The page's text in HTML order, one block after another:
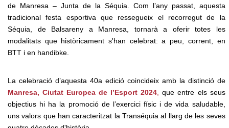
de Manresa – Junta de la Séquia. Com l’any passat, aquesta
tradicional festa esportiva que ressegueix el recorregut de la
Séquia, de Balsareny a Manresa, tornarà a oferir totes les
modalitats que històricament s'han celebrat: a peu, corrent, en
BTT i en handibke.
La celebració d’aquesta 40a edició coincideix amb la distinció de
Manresa, Ciutat Europea de l’Esport 2024, que entre els seus
objectius hi ha la promoció de l’exercici físic i de vida saludable,
uns valors que han caracteritzat la Transéquia al llarg de les seves